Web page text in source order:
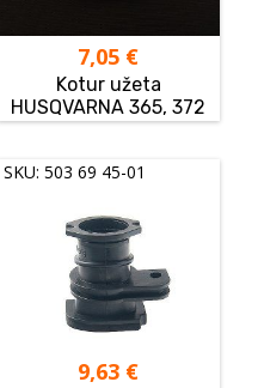
7,05 €
Kotur užeta
HUSQVARNA 365, 372
SKU: 503 69 45-01
9,63 €